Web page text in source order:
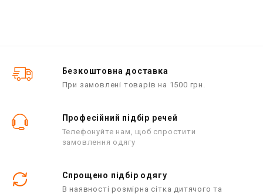
Безкоштовна доставка
При замовлені товарів на 1500 грн.
Професійний підбір речей
Телефонуйте нам, щоб спростити
замовлення одягу
Спрощено підбір одягу
В наявності розмірна сітка дитячого та